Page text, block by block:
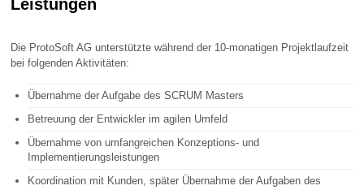
Leistungen
Die ProtoSoft AG unterstützte während der 10-monatigen Projektlaufzeit
bei folgenden Aktivitäten:
Übernahme der Aufgabe des SCRUM Masters
Betreuung der Entwickler im agilen Umfeld
Übernahme von umfangreichen Konzeptions- und
Implementierungsleistungen
Koordination mit Kunden, später Übernahme der Aufgaben des